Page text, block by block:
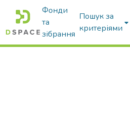
Фонди
та
зібрання
Пошук за
критеріями